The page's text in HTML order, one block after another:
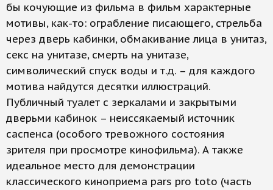
бы кочующие из фильма в фильм характерные
мотивы, как-то: ограбление писающего, стрельба
через дверь кабинки, обмакивание лица в унитаз,
секс на унитазе, смерть на унитазе,
символический спуск воды и т.д. – для каждого
мотива найдутся десятки иллюстраций.
Публичный туалет с зеркалами и закрытыми
дверьми кабинок – неиссякаемый источник
саспенса (особого тревожного состояния
зрителя при просмотре кинофильма). А также
идеальное место для демонстрации
классического киноприема pars pro toto (часть